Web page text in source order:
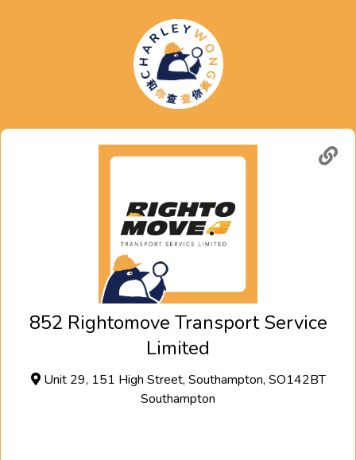
852 Rightomove Transport Service
Limited
Unit 29, 151 High Street, Southampton, SO142BT
Southampton